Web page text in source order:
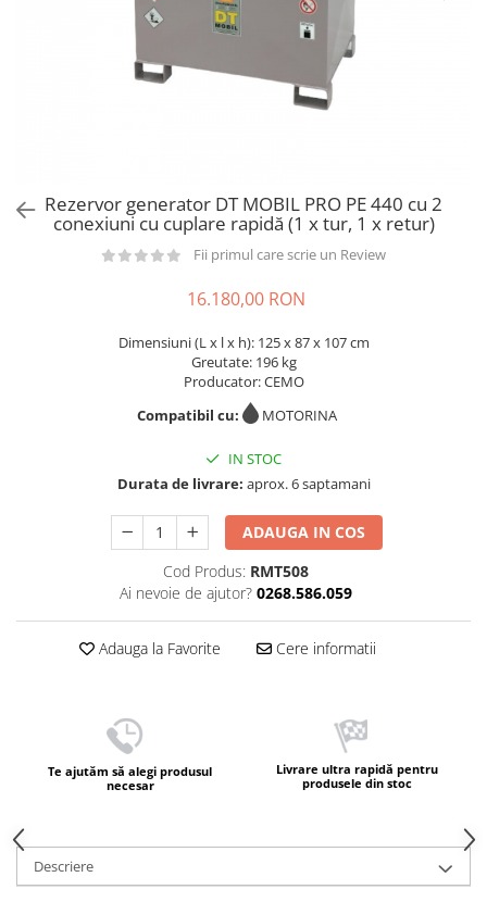
Rezervoare stationare supraterane
Rezervor generator DT MOBIL PRO PE 440 cu 2
conexiuni cu cuplare rapidă (1 x tur, 1 x retur)
Fii primul care scrie un Review
16.180,00 RON
Dimensiuni (L x l x h): 125 x 87 x 107 cm
Greutate: 196 kg
Producator: CEMO
Compatibil cu:
MOTORINA
IN STOC
Durata de livrare: aprox. 6 saptamani
ADAUGA IN COS
Cod Produs: RMT508
Ai nevoie de ajutor? 0268.586.059
Adauga la Favorite Cere informatii
Te ajutăm să alegi produsul
necesar
Livrare ultra rapidă pentru
produsele din stoc
Descriere